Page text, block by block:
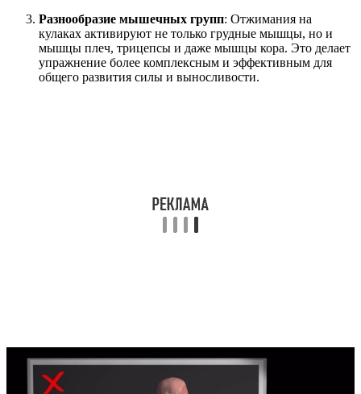
Разнообразие мышечных групп: Отжимания на
кулаках активируют не только грудные мышцы, но и
мышцы плеч, трицепсы и даже мышцы кора. Это делает
упражнение более комплексным и эффективным для
общего развития силы и выносливости.